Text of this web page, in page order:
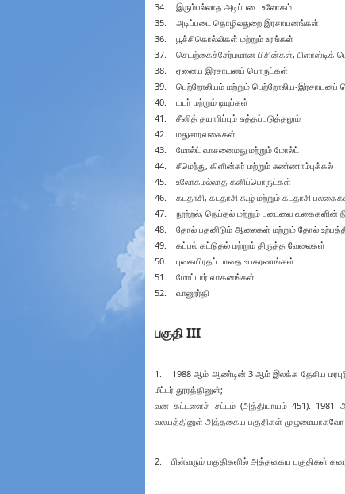
34. இரும்பல்லாத அடிப்படை உலோகம்
35. அடிப்படை தொழிலதுறை இரசாயனங்கள்
36. பூச்சிகொல்லிகள் மற்றும் உரங்கள்
37. செயற்கைச்சேர்மமான பிசின்கள், பிளாஸ்டிக்
38. ஏனைய இரசாயனப் பொருட்கள்
39. பெற்றோலியம் மற்றும் பெற்றோலிய-இரசாயனப்
40. டயர் மற்றும் டியுப்கள்
41. சீனித் தயாரிப்பும் சுத்தப்படுத்தலும்
42. மதுசாரவகைகள்
43. மோல்ட் வாசனைமது மற்றும் மோல்ட்
44. சீமெந்து, கிளின்கர் மற்றும் சுண்ணாம்புக்கல்
45. உலோகமல்லாத கனிப்பொருட்கள்
46. கடதாசி, கடதாசி கூழ் மற்றும் கடதாசி
47. நூற்றல், நெய்தல் மற்றும் புடைவை வகைகளின்
48. தோல் பதனிடும் ஆலைகள் மற்றும் தோல்
49. கப்பல் கட்டுதல் மற்றும் திருத்த வேலைகள்
50. புகையிரதப் பாதை உபகரணங்கள்
51. மோட்டார் வாகனங்கள்
52. வானூர்தி
பகுதி III
1. 1988 ஆம் ஆண்டின் 3 ஆம் இலக்க தேசிய
மீட்டர் தூரத்தினுள்;
வன கட்டளைச் சட்டம் (அத்தியாயம் 451). 1981
வலயத்தினுள் அத்தகைய பகுதிகள் முழுமையாகவோ
2. பின்வரும் பகுதிகளில் அத்தகைய பகுதிகள்